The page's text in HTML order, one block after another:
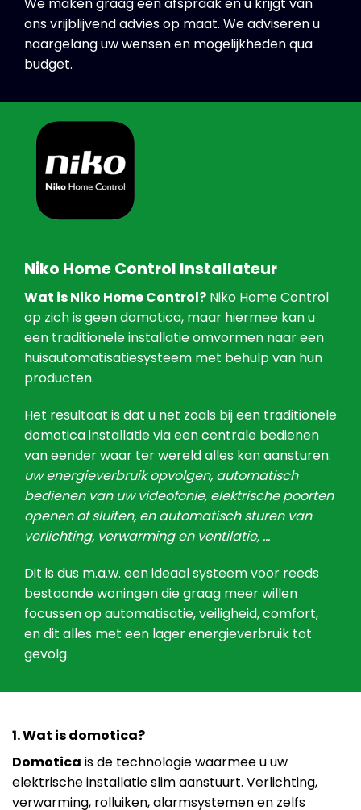
We maken graag een afspraak en u krijgt van
ons vrijblijvend advies op maat. We adviseren u
naargelang uw wensen en mogelijkheden qua
budget.
Niko Home Control Installateur
Wat is Niko Home Control? Niko Home Control
op zich is geen domotica, maar hiermee kan u
een traditionele installatie omvormen naar een
huisautomatisatiesysteem met behulp van hun
producten.
Het resultaat is dat u net zoals bij een traditionele
domotica installatie via een centrale bedienen
van eender waar ter wereld alles kan aansturen:
uw energieverbruik opvolgen, automatisch
bedienen van uw videofonie, elektrische poorten
openen of sluiten, en automatisch sturen van
verlichting, verwarming en ventilatie, …
Dit is dus m.a.w. een ideaal systeem voor reeds
bestaande woningen die graag meer willen
focussen op automatisatie, veiligheid, comfort,
en dit alles met een lager energieverbruik tot
gevolg.
1. Wat is domotica?
Domotica is de technologie waarmee u uw
elektrische installatie slim aanstuurt. Verlichting,
verwarming, rolluiken, alarmsystemen en zelfs